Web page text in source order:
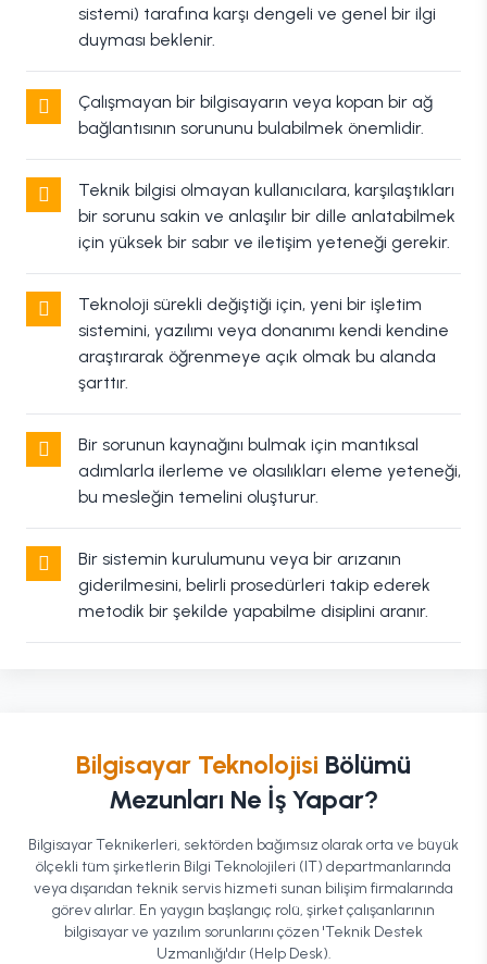
sistemi) tarafına karşı dengeli ve genel bir ilgi
duyması beklenir.
Çalışmayan bir bilgisayarın veya kopan bir ağ
bağlantısının sorununu bulabilmek önemlidir.
Teknik bilgisi olmayan kullanıcılara, karşılaştıkları
bir sorunu sakin ve anlaşılır bir dille anlatabilmek
için yüksek bir sabır ve iletişim yeteneği gerekir.
Teknoloji sürekli değiştiği için, yeni bir işletim
sistemini, yazılımı veya donanımı kendi kendine
araştırarak öğrenmeye açık olmak bu alanda
şarttır.
Bir sorunun kaynağını bulmak için mantıksal
adımlarla ilerleme ve olasılıkları eleme yeteneği,
bu mesleğin temelini oluşturur.
Bir sistemin kurulumunu veya bir arızanın
giderilmesini, belirli prosedürleri takip ederek
metodik bir şekilde yapabilme disiplini aranır.
Bilgisayar Teknolojisi Bölümü
Mezunları Ne İş Yapar?
Bilgisayar Teknikerleri, sektörden bağımsız olarak orta ve büyük
ölçekli tüm şirketlerin Bilgi Teknolojileri (IT) departmanlarında
veya dışarıdan teknik servis hizmeti sunan bilişim firmalarında
görev alırlar. En yaygın başlangıç rolü, şirket çalışanlarının
bilgisayar ve yazılım sorunlarını çözen 'Teknik Destek
Uzmanlığı'dır (Help Desk).